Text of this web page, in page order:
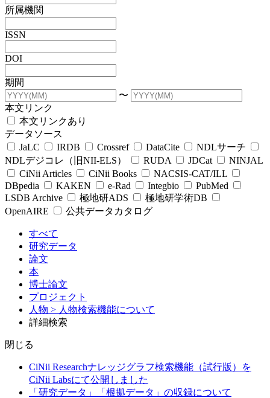
所属機関
ISSN
DOI
期間
〜
本文リンク
本文リンクあり
データソース
JaLC
IRDB Crossref DataCite
NDLサーチ
NDLデジコレ（旧NII-ELS）
RUDA JDCat
NINJAL
CiNii Articles
CiNii Books
NACSIS-CAT/ILL
DBpedia
KAKEN e-Rad Integbio
PubMed
LSDB Archive
極地研ADS
極地研学術DB
OpenAIRE
公共データカタログ
すべて
研究データ
論文
本
博士論文
プロジェクト
人物 > 人物検索機能について
詳細検索
閉じる
CiNii Researchナレッジグラフ検索機能（試行版）を
CiNii Labsにて公開しました
「研究データ」「根拠データ」の収録について